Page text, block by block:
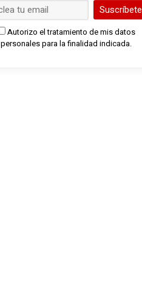
Suscríbete
Autorizo el tratamiento de mis datos
personales para la finalidad indicada.